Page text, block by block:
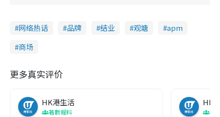
网络热话 品牌 结业 观塘
apm
商场
更多真实评价
HK港生活
著數報料
HK
吹